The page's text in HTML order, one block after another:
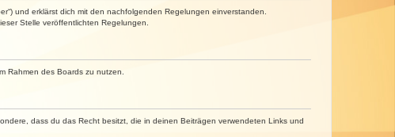
und erklärst dich mit den nachfolgenden Regelungen einverstanden.
Stelle veröffentlichten Regelungen.
Rahmen des Boards zu nutzen.
dass du das Recht besitzt, die in deinen Beiträgen verwendeten Links und